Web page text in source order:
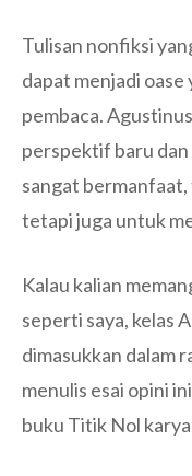
Tulisan nonfiksi
dapat menjadi
pembaca.
perspektif baru
sangat
tetapi juga untuk
Kalau kalian
seperti saya, kelas
dimasukkan dalam
menulis esai opini
buku Titik Nol